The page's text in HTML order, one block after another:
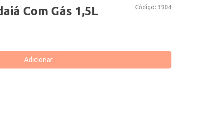
Código: 3904
Com Gás 1,5L
Adicionar